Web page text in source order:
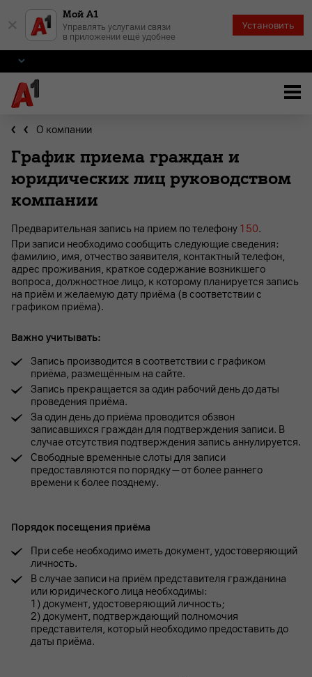
Мой А1
Управлять услугами связи
в приложении ещё удобнее
Установить
О компании
График приема граждан и
юридических лиц руководством
компании
Предварительная запись на прием по телефону 150.
При записи необходимо сообщить следующие сведения:
фамилию, имя, отчество заявителя, контактный телефон,
адрес проживания, краткое содержание возникшего
вопроса, должностное лицо, к которому планируется запись
на приём и желаемую дату приёма (в соответствии с
графиком приёма).
Важно учитывать:
Запись производится в соответствии с графиком
приёма, размещённым на сайте.
Запись прекращается за один рабочий день до даты
проведения приёма.
За один день до приёма проводится обзвон
записавшихся граждан для подтверждения записи. В
случае отсутствия подтверждения запись аннулируется.
Свободные временные слоты для записи
предоставляются по порядку — от более раннего
времени к более позднему.
Порядок посещения приёма
При себе необходимо иметь документ, удостоверяющий
личность.
В случае записи на приём представителя гражданина
или юридического лица необходимы:
1) документ, удостоверяющий личность;
2) документ, подтверждающий полномочия
представителя, который необходимо предоставить до
даты приёма.